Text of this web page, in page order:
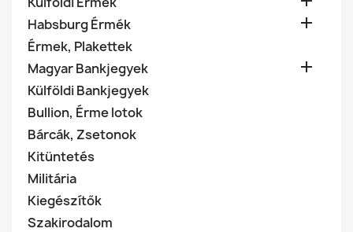
Habsburg Érmék 
Érmek, Plakettek
Magyar Bankjegyek

Külföldi Bankjegyek
Bullion, Érme lotok
Bárcák, Zsetonok
Kitüntetés
Militária
Kiegészítők
Szakirodalom